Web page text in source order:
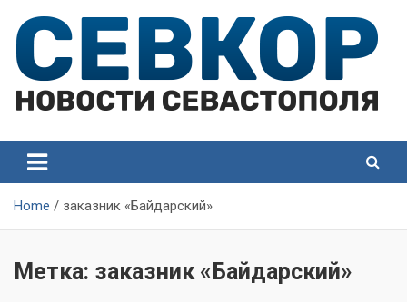
content
Севастополя
Севастополя
Home заказник «Байдарский»
Метка: заказник «Байдарский»